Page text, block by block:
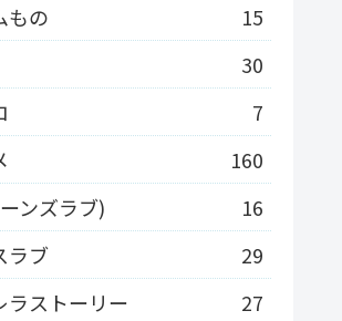
もの
15
30
7
160
ンズラブ)
16
ラブ
29
ラストーリー
27